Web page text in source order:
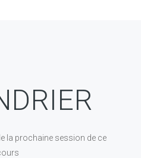
la prochaine session de ce